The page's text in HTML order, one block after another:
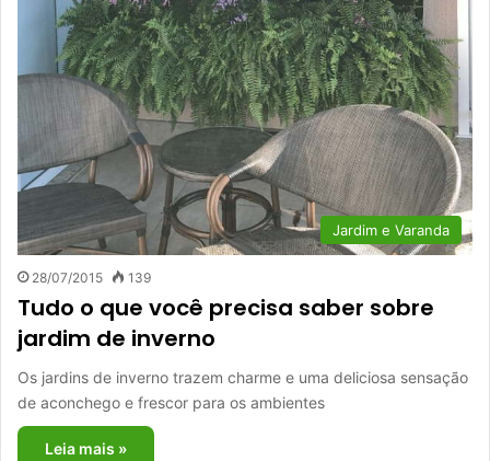
Jardim e Varanda
28/07/2015 139
Tudo o que você precisa saber sobre
jardim de inverno
Os jardins de inverno trazem charme e uma deliciosa sensação
de aconchego e frescor para os ambientes
Leia mais »